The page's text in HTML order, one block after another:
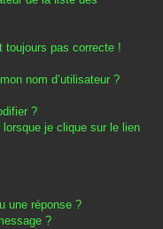
toujours pas correcte !
nom d’utilisateur ?
?
lorsque je clique sur le lien
une réponse ?
?